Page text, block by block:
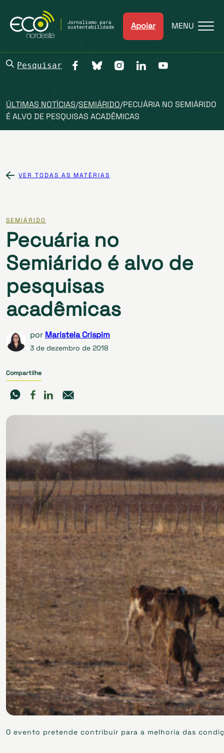
Apoiar MENU
Pesquisar
ÚLTIMAS NOTÍCIAS/SEMIÁRIDO/PECUÁRIA NO SEMIÁRIDO
É ALVO DE PESQUISAS ACADÊMICAS
VER TODAS AS MATÉRIAS
SEMIÁRIDO
Pecuária no
Semiárido é alvo de
pesquisas
acadêmicas
por Maristela Crispim
3 de dezembro de 2018
Compartilhe
O evento pretende contribuir para a melhoria das